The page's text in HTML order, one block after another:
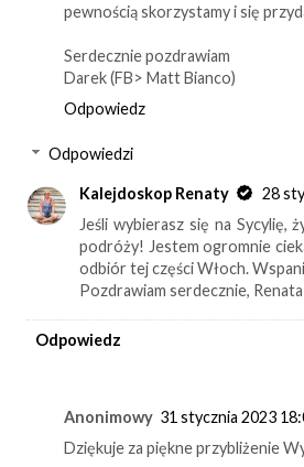
pewnością skorzystamy i się
Serdecznie pozdrawiam
Darek (FB> Matt Bianco)
Odpowiedz
Odpowiedzi
Kalejdoskop Renaty
28
Jeśli wybierasz się na Sycylię,
podróży! Jestem ogromnie
odbiór tej części Włoch.
Pozdrawiam serdecznie, Renata
Odpowiedz
Anonimowy 31 stycznia 2023
Dziękuje za piękne przybliżenie